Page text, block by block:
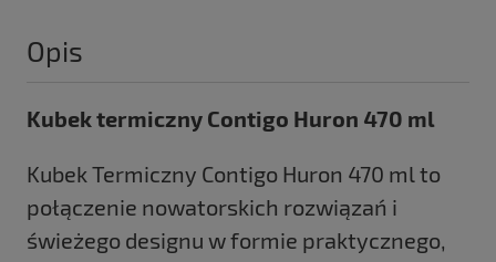
Opis
Kubek termiczny Contigo Huron 470 ml
Kubek Termiczny Contigo Huron 470 ml to
połączenie nowatorskich rozwiązań i
świeżego designu w formie praktycznego,